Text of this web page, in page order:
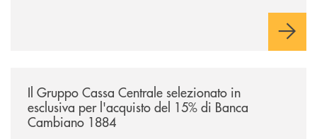
comuni e sulla prossimità ai territori, per ampliare l’offerta e
Il Gruppo Cassa Centrale selezionato in
esclusiva per l'acquisto del 15% di Banca
Cambiano 1884